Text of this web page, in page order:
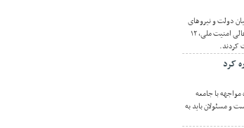
دولت و نیروهای
مسلح درباره جنگ و مذاکرات گفت در جلسه شورای عالی امنیت ملی، ۱۲
کردند.
کرد
با جامعه
و مسئولان باید به